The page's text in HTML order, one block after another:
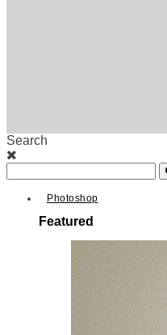
Search
Photoshop
Featured